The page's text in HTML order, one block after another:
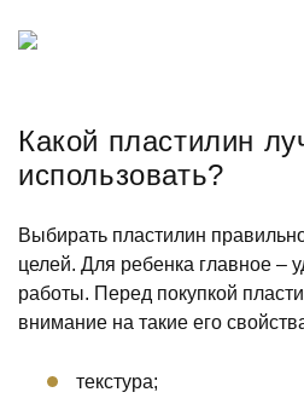
Какой пластилин
использовать?
Выбирать пластилин
целей. Для ребенка главное –
работы. Перед покупкой
внимание на такие его
текстура;